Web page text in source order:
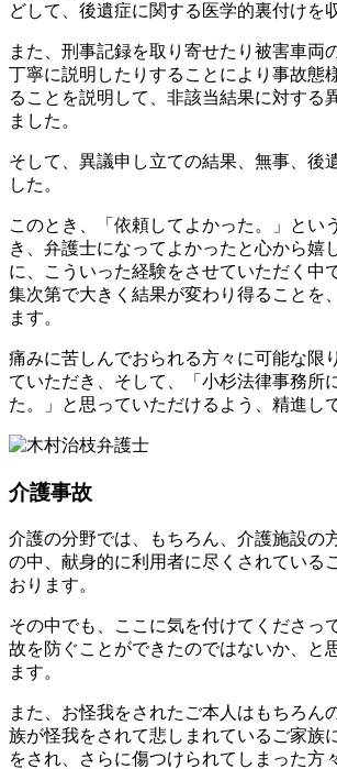
どして、後遺症に関する医学的裏付けを
また、刑事記録を取り寄せたり被害車両
丁寧に説明したりすることにより事故態
ることを説明して、非該当結果に対する
ました。
そして、異議申し立ての結果、無事、後
した。
このとき、「依頼してよかった。」とい
き、弁護士になってよかったと心から嬉
に、こういった経験をさせていただく中
集次第で大きく結果が変わり得ることを
ます。
痛みに苦しんでおられる方々に可能な限
ていただき、そして、「小杉法律事務所
た。」と思っていただけるよう、精進し
介護事故
介護の分野では、もちろん、介護施設の
の中、献身的に利用者に尽くされている
おります。
その中でも、ここに気を付けてくださっ
故を防ぐことができたのではないか、と
ます。
また、お怪我をされたご本人はもちろん
族が怪我をされて悲しまれているご家族
をされ、さらに傷つけられてしまった方